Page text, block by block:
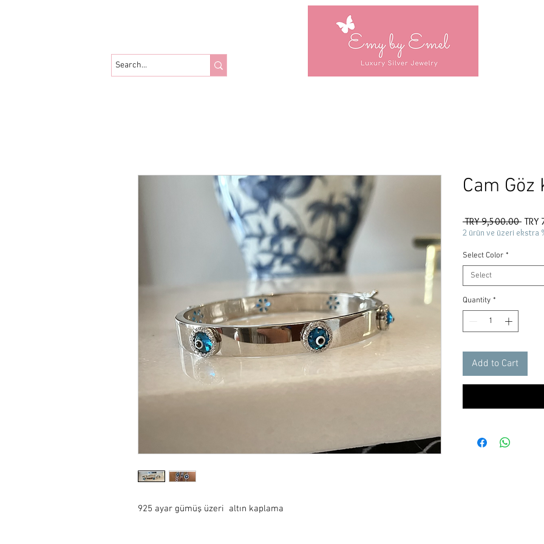
925 ayar gümüş üzeri  altın kaplama
Cam
TRY 9,500.00
Price
2 ürün ve üzeri ekstra
Select Color *
Select
Quantity *
Add to Cart